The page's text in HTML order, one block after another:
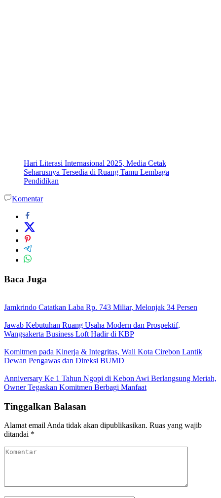
Hari Literasi Internasional 2025, Media Cetak
Seharusnya Tersedia di Ruang Tamu Lembaga
Pendidikan
Komentar
Baca Juga
Jamkrindo Catatkan Laba Rp. 743 Miliar, Melonjak 34 Persen
Jawab Kebutuhan Ruang Usaha Modern dan Prospektif,
Wangsakerta Business Loft Hadir di KBP
Komitmen pada Kinerja & Integritas, Wali Kota Cirebon Lantik
Dewan Pengawas dan Direksi BUMD
Anniversary Ke 1 Tahun Ngopi di Kebon Awi Berlangsung Meriah,
Owner Tegaskan Komitmen Berbagi Manfaat
Tinggalkan Balasan
Alamat email Anda tidak akan dipublikasikan. Ruas yang wajib
ditandai *